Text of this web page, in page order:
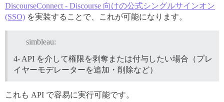
DiscourseConnect - Discourse 向けの公式シングルサインオン
(SSO) を実装することで、これが可能になります。
simbleau:
4- API を介して権限を剥奪または付与したい場合（プレ
イヤーモデレーターを追加・削除など）
これも API で容易に実行可能です。